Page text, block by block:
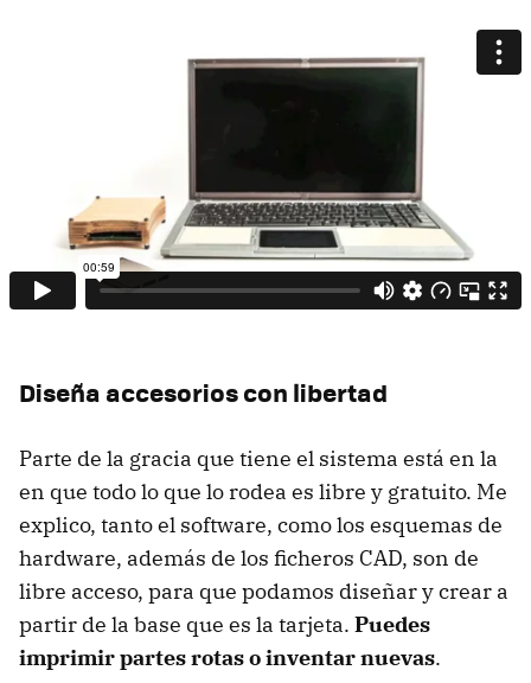
Diseña accesorios con libertad
Parte de la gracia que tiene el sistema está en la
en que todo lo que lo rodea es libre y gratuito. Me
explico, tanto el software, como los esquemas de
hardware, además de los ficheros CAD, son de
libre acceso, para que podamos diseñar y crear a
partir de la base que es la tarjeta. Puedes
imprimir partes rotas o inventar nuevas.